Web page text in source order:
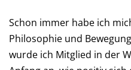
Schon immer habe ich
Philosophie und
wurde ich Mitglied in der